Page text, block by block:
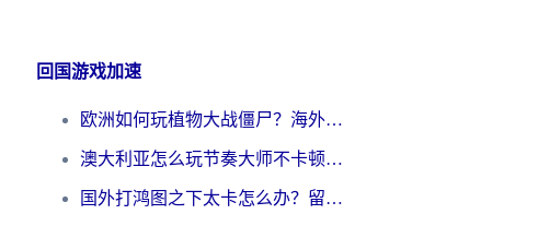
回国游戏加速
欧洲如何玩植物大战僵尸？海外党国服游戏加速避坑指南（附实测对比）
澳大利亚怎么玩节奏大师不卡顿？海外党国服游戏加速终极指南
国外打鸿图之下太卡怎么办？留学生亲测有效的国服游戏加速方案